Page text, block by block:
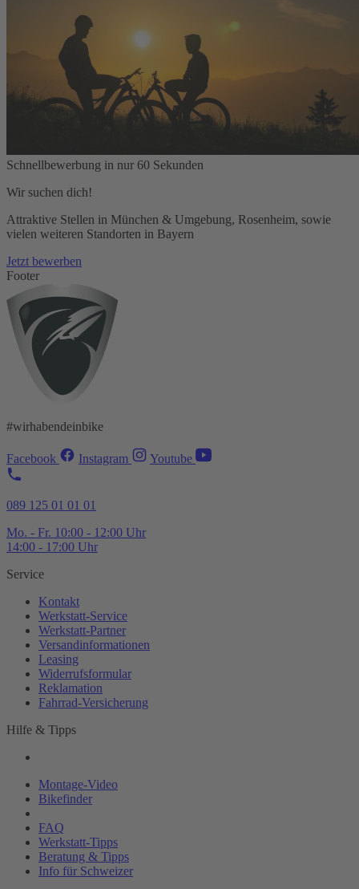
Schnellbewerbung in nur 60 Sekunden
Wir suchen dich!
Attraktive Stellen in München & Umgebung, Rosenheim, sowie
vielen weiteren Standorten in Bayern
Jetzt bewerben
Footer
#wirhabendeinbike
Facebook Instagram Youtube
089 125 01 01 01
Mo. - Fr. 10:00 - 12:00 Uhr
14:00 - 17:00 Uhr
Service
Kontakt
Werkstatt-Service
Werkstatt-Partner
Versandinformationen
Leasing
Widerrufsformular
Reklamation
Fahrrad-Versicherung
Hilfe & Tipps
Montage-Video
Bikefinder
FAQ
Werkstatt-Tipps
Beratung & Tipps
Info für Schweizer